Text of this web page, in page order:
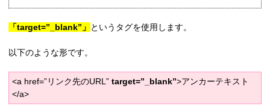
「target=”_blank”」 というタグを使用します。
以下のような形です。
<a href=”リンク先のURL”target=”_blank”>アンカーテキスト
</a>